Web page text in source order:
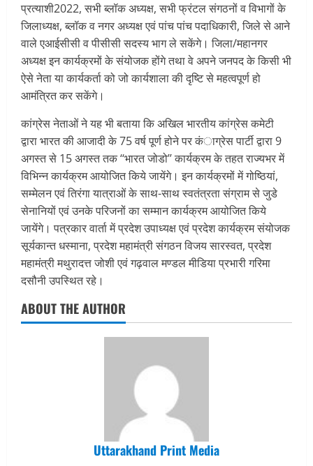
प्रत्याशी2022, सभी ब्लॉक अध्यक्ष, सभी फ्रंटल संगठनों व विभागों के
जिलाध्यक्ष, ब्लॉक व नगर अध्यक्ष एवं पांच पांच पदाधिकारी, जिले से आने
वाले एआईसीसी व पीसीसी सदस्य भाग ले सकेंगे। जिला/महानगर
अध्यक्ष इन कार्यक्रमों के संयोजक होंगे तथा वे अपने जनपद के किसी भी
ऐसे नेता या कार्यकर्ता को जो कार्यशाला की दृष्टि से महत्वपूर्ण हो
आमंत्रित कर सकेंगे।
कांग्रेस नेताओं ने यह भी बताया कि अखिल भारतीय कांग्रेस कमेटी
द्वारा भारत की आजादी के 75 वर्ष पूर्ण होने पर कंाग्रेस पार्टी द्वारा 9
अगस्त से 15 अगस्त तक ‘‘भारत जोडो’’ कार्यक्रम के तहत राज्यभर में
विभिन्न कार्यक्रम आयोजित किये जायेंगे। इन कार्यक्रमों में गोष्ठियां,
सम्मेलन एवं तिरंगा यात्राओं के साथ-साथ स्वतंत्रता संग्राम से जुडे
सेनानियों एवं उनके परिजनों का सम्मान कार्यक्रम आयोजित किये
जायेंगे। पत्रकार वार्ता में प्रदेश उपाध्यक्ष एवं प्रदेश कार्यक्रम संयोजक
सूर्यकान्त धस्माना, प्रदेश महामंत्री संगठन विजय सारस्वत, प्रदेश
महामंत्री मथुरादत्त जोशी एवं गढ़वाल मण्डल मीडिया प्रभारी गरिमा
दसौनी उपस्थित रहे।
ABOUT THE AUTHOR
Uttarakhand Print Media